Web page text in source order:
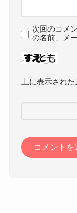
次回のコメ
の名前、メ
上に表示され